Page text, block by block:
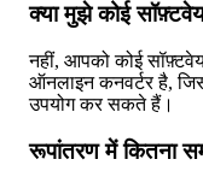
क्या मुझे कोई
नहीं, आपको कोई
ऑनलाइन कनवर्टर है,
उपयोग कर सकते हैं।
रूपांतरण में कितना